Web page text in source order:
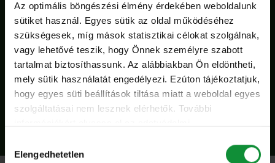
Az optimális böngészési élmény érdekében weboldalunk
sütiket használ. Egyes sütik az oldal működéséhez
szükségesek, míg mások statisztikai célokat szolgálnak,
vagy lehetővé teszik, hogy Önnek személyre szabott
tartalmat biztosíthassunk. Az alábbiakban Ön eldöntheti,
mely sütik használatát engedélyezi. Ezúton tájékoztatjuk,
hogy egyes süti beállítások tiltása miatt a weboldal egyes
szolgáltatásai nem lesznek elérhetők. További
kiválasztása
Elengedhetetlen
Salad
Összes recept!